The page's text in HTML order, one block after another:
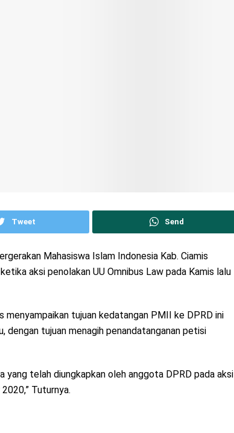
Tweet Send
Mahasiswa Islam Indonesia Kab. Ciamis
aksi penolakan UU Omnibus Law pada Kamis lalu
menyampaikan tujuan kedatangan PMII ke DPRD ini
dengan tujuan menagih penandatanganan petisi
yang telah diungkapkan oleh anggota DPRD pada aksi
Tuturnya.